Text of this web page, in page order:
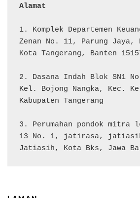
Alamat
1. Komplek Departemen
Zenan No. 11, Parung Jaya,
Kota Tangerang, Banten
2. Dasana Indah Blok SN1
Kel. Bojong Nangka, Kec.
Kabupaten Tangerang
3. Perumahan pondok
13 No. 1, jatirasa,
Jatiasih, Kota Bks, Jawa